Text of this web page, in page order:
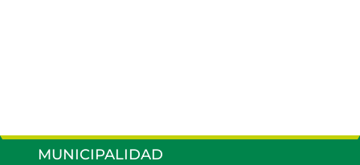
MUNICIPALIDAD